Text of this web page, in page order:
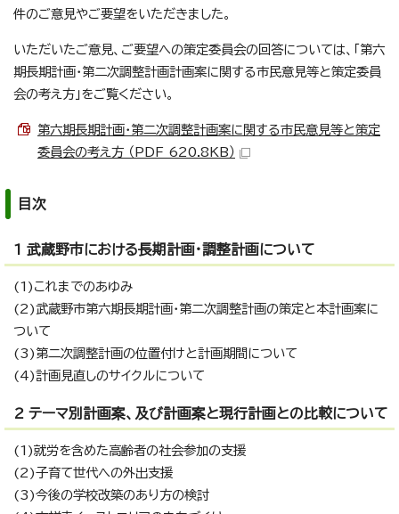
件のご意見やご要望をいただきました。
いただいたご意見、ご要望への策定委員会の回答については、「第六
期長期計画・第二次調整計画計画案に関する市民意見等と策定委員
会の考え方」をご覧ください。
第六期長期計画・第二次調整計画案に関する市民意見等と策定
委員会の考え方 （PDF 620.8KB）
目次
1 武蔵野市における長期計画・調整計画について
(1)これまでのあゆみ
(2)武蔵野市第六期長期計画・第二次調整計画の策定と本計画案に
ついて
(3)第二次調整計画の位置付けと計画期間について
(4)計画見直しのサイクルについて
2 テーマ別計画案、及び計画案と現行計画との比較について
(1)就労を含めた高齢者の社会参加の支援
(2)子育て世代への外出支援
(3)今後の学校改築のあり方の検討